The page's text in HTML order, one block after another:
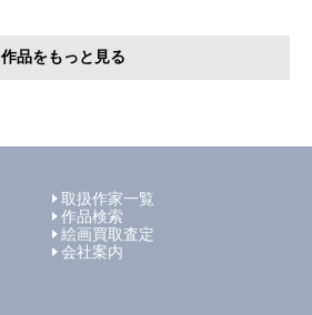
作品をもっと見る
取扱作家一覧
作品検索
絵画買取査定
会社案内